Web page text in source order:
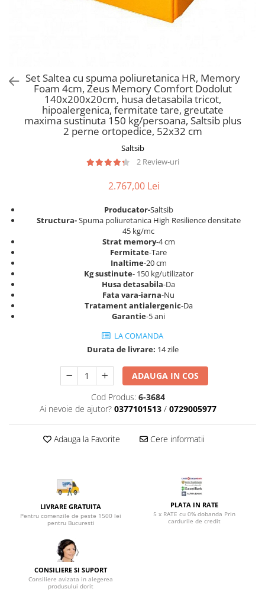
Saltele Memory Pocket
Saltele cu plasa arcuri
Saltele cu spuma
Saltele cu spuma
Saltele cu spuma poliuretanica
Saltele 160x200
Top saltele
Top saltele 5 cm
Top saltele 10 cm
Top saltele memory 5 cm
Top saltele MemoHR 6.5 cm
Saltele cu plasa de arcuri
Scaune pentru living
Seturi comode living si vitrine
Mobila living
Comode living
Dulap birou
Scaune pentru birou
Scaune pentru vizitatori
Scaune manager
Mese bucatarie
Seturi mese si scaune bucatarie
Suporturi si rafturi pantofi
Pantofare
Suport pentru umerase
Cuiere
Mobilier gradinita
Mese gradinita
Scaune gradinita
Set mese si scaune gradinita
Mobilier copii
Scaune birou copii
Scaune resigilate
Scaune gradinita
Scaune conferinta
Set Saltea cu spuma poliuretanica HR, Memory
Foam 4cm, Zeus Memory Comfort Dodolut
140x200x20cm, husa detasabila tricot,
hipoalergenica, fermitate tare, greutate
maxima sustinuta 150 kg/persoana, Saltsib plus
2 perne ortopedice, 52x32 cm
Saltsib
2 Review-uri
2.767,00 Lei
Producator-Saltsib
Structura-Spuma poliuretanica High Resilience densitate
45 kg/mc
Strat memory-4 cm
Fermitate-Tare
Inaltime-20 cm
Kg sustinute- 150 kg/utilizator
Husa detasabila-Da
Fata vara-iarna-Nu
Tratament antialergenic-Da
Garantie-5 ani
LA COMANDA
Durata de livrare: 14 zile
ADAUGA IN COS
Cod Produs: 6-3684
Ai nevoie de ajutor? 0377101513 / 0729005977
Adauga la Favorite Cere informatii
LIVRARE GRATUITA
Pentru comenzile de peste 1500 lei
pentru Bucuresti
PLATA IN RATE
5 x RATE cu 0% dobanda Prin
cardurile de credit
CONSILIERE SI SUPORT
Consiliere avizata in alegerea
produsului dorit